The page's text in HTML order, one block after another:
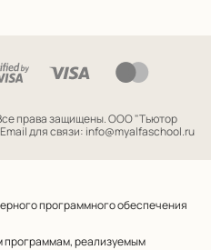
права защищены.ООО "Тьютор
для связи: info@myalfaschool.ru
программного обеспечения
программам, реализуемым